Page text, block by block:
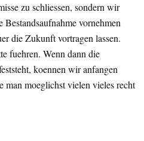
zu schliessen, sondern wir
Bestandsaufnahme vornehmen
die Zukunft vortragen lassen.
fuehren. Wenn dann die
koennen wir anfangen
man moeglichst vielen vieles recht